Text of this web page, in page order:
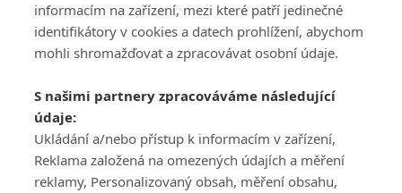
PŘIHLÁSIT
REGISTROVAT
DISKUZE
Šéfredaktorkou webu jePetr Slavík, e-mailserialy@fandimefilmu.cz
Máte-li zájem o inzerci na našem webu napište nám na e-mail
studio@koncal.com
Ochrana osobních údajů|Zásady používání cookies |Pravidla webu
Upravit nastavení soukromí
informacím na zařízení, mezi které patří jedinečné
identifikátory v cookies a datech prohlížení, abychom
mohli shromažďovat a zpracovávat osobní údaje.
S našimi partnery zpracováváme následující
údaje:
Ukládání a/nebo přístup k informacím v zařízení,
Reklama založená na omezených údajích a měření
reklamy, Personalizovaný obsah, měření obsahu,